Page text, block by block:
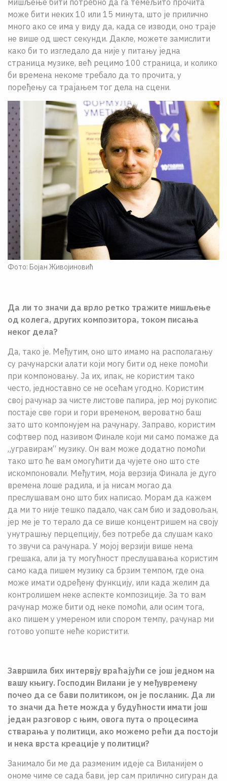
мишљење бити потребно да га темељито прочита
може бити неких 10 или 15 минута, што је прилично
много ако се има у виду да, када се изводи, оно траје
не више од шест секунди. Дакле, можете замислити
како би то изгледало да није у питању једна
страница музике, већ рецимо 100 страница, и колико
би времена некоме требало да то прочита, у
поређењу са трајањем тог дела на сцени.
Фото: Бојан Живојиновић
Да ли то значи да врло ретко тражите мишљење
од колега, других композитора, током писања
неког дела?
Да, тако је. Међутим, оно што имамо на располагању
су рачунарски алати који могу бити од неке помоћи
при компоновању. Ја их, ипак, не користим тако
често, једноставно се не осећам угодно. Користим
свој рачунар за чисте листове папира, јер мој рукопис
постаје све гори и гори временом, вероватно баш
зато што компонујем на рачунару. Заправо, користим
софтвер под називом Финале који ми само помаже да
„угравирам“ музику. Он вам може додатно помоћи
тако што ће вам омогућити да чујете оно што сте
искомпоновали. Међутим, моја верзија Финала је дуго
времена лоше радила, и ја нисам могао да
преслушавам оно што бих написао. Морам да кажем
да ми то није тешко падало, чак сам био и задовољан,
јер ме је то терало да се више концентришем на своју
унутрашњу перцепцију, без потребе да слушам како
то звучи са рачунара. У мојој верзији више нема
грешака, али ја ту могућност преслушавања користим
само када пишем музику са брзим темпом, где она
може имати одређену функцију, или када желим да
контролишем неке аспекте композиције. За то вам
рачунар може бити од неке помоћи, али осим тога,
ако пишем у умереном или спором темпу, рачунар ми
готово уопште неће користити.
Завршила бих интервју враћајући се још једном на
вашу књигу. Господин Вилани је у међувремену
почео да се бави политиком, он је посланик. Да ли
то значи да ћете можда у будућности имати још
један разговор с њим, овога пута о процесима
стварања у политици, ако можемо рећи да постоји
и нека врста креације у политици?
Занимало би ме да разменим идеје са Виланијем о
ономе чиме се сада бави, јер сам прилично сигуран да